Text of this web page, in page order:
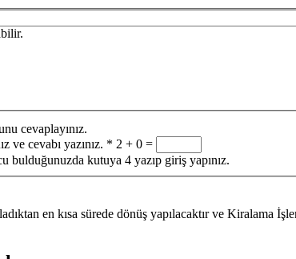
cevaplayınız.
ve cevabı yazınız. * 2 + 0 =
bulduğunuzda kutuya 4 yazıp giriş yapınız.
en kısa sürede dönüş yapılacaktır ve Kiralama